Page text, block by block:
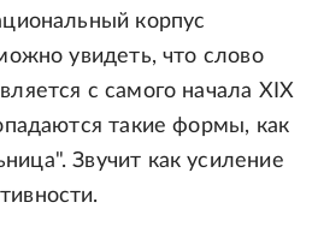
корпус
увидеть, что слово
с самого начала XIX
такие формы, как
Звучит как усиление